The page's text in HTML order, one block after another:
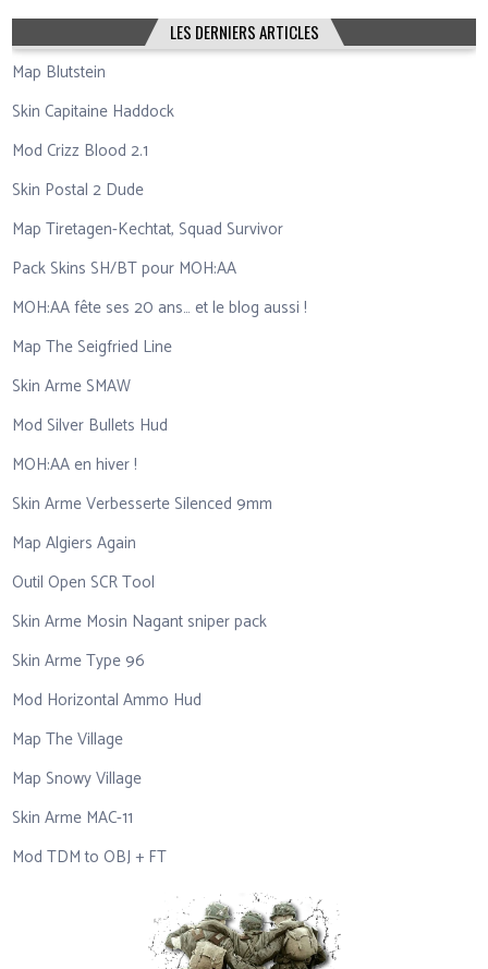
LES DERNIERS ARTICLES
Map Blutstein
Skin Capitaine Haddock
Mod Crizz Blood 2.1
Skin Postal 2 Dude
Map Tiretagen-Kechtat, Squad Survivor
Pack Skins SH/BT pour MOH:AA
MOH:AA fête ses 20 ans… et le blog aussi !
Map The Seigfried Line
Skin Arme SMAW
Mod Silver Bullets Hud
MOH:AA en hiver !
Skin Arme Verbesserte Silenced 9mm
Map Algiers Again
Outil Open SCR Tool
Skin Arme Mosin Nagant sniper pack
Skin Arme Type 96
Mod Horizontal Ammo Hud
Map The Village
Map Snowy Village
Skin Arme MAC-11
Mod TDM to OBJ + FT